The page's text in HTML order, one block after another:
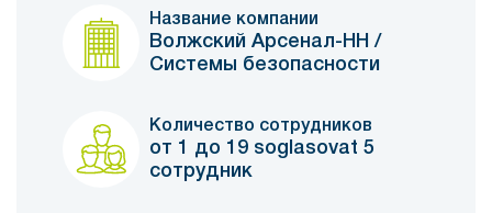
Название компании
Волжский Арсенал-НН /
Системы безопасности
Количество сотрудников
от 1 до 19 soglasovat 5
сотрудник